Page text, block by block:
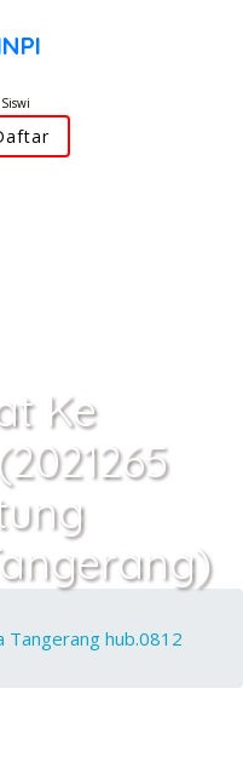
Ke
Tangerang hub.0812